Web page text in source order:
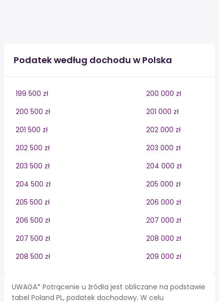
Podatek według dochodu w Polska
199 500 zł
200 000 zł
200 500 zł
201 000 zł
201 500 zł
202 000 zł
202 500 zł
203 000 zł
203 500 zł
204 000 zł
204 500 zł
205 000 zł
205 500 zł
206 000 zł
206 500 zł
207 000 zł
207 500 zł
208 000 zł
208 500 zł
209 000 zł
UWAGA* Potrącenie u źródła jest obliczane na podstawie
tabel Poland PL, podatek dochodowy. W celu